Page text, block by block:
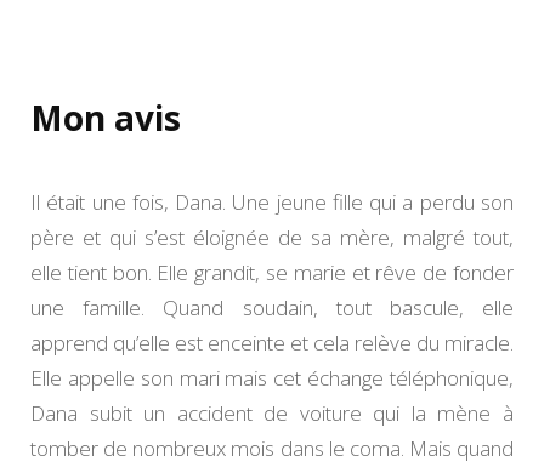
Mon avis
Il était une fois, Dana. Une jeune fille qui a perdu son
père et qui s’est éloignée de sa mère, malgré tout,
elle tient bon. Elle grandit, se marie et rêve de fonder
une famille. Quand soudain, tout bascule, elle
apprend qu’elle est enceinte et cela relève du miracle.
Elle appelle son mari mais cet échange téléphonique,
Dana subit un accident de voiture qui la mène à
tomber de nombreux mois dans le coma. Mais quand